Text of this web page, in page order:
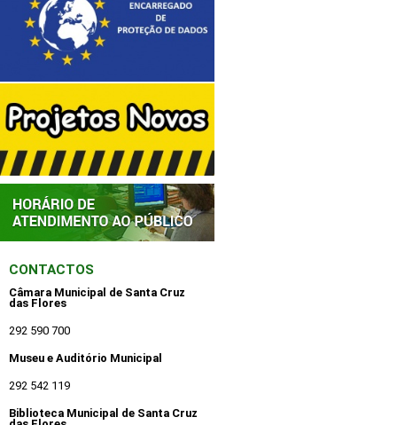
CONTACTOS
Câmara Municipal de Santa Cruz
das Flores
292 590 700
Museu e Auditório Municipal
292 542 119
Biblioteca Municipal de Santa Cruz